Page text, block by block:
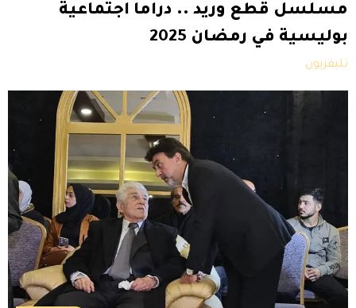
‎مسلسل قطع وريد .. دراما اجتماعية
بوليسية في رمضان 2025
تليفزيون